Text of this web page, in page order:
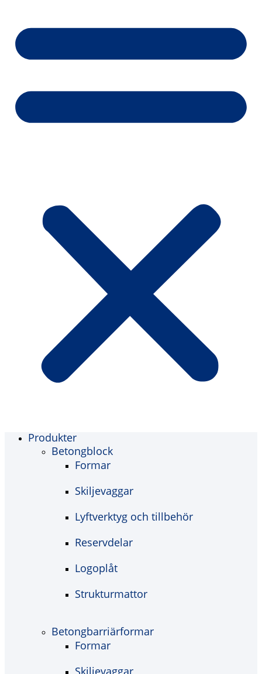
Produkter
Betongblock
Formar
Skiljevaggar
Lyftverktyg och tillbehör
Reservdelar
Logoplåt
Strukturmattor
Betongbarriärformar
Formar
Skiljevaggar